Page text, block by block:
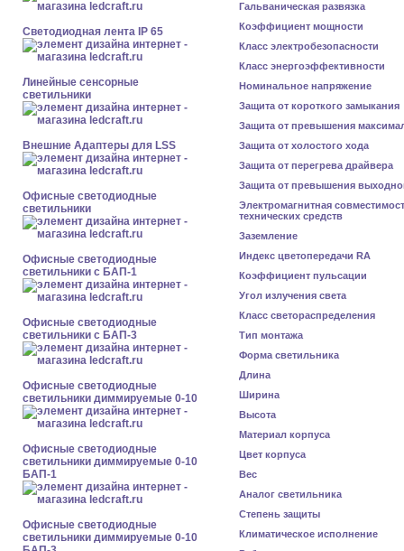
Светодиодная лента IP 65
Линейные сенсорные
светильники
Внешние Адаптеры для LSS
Офисные светодиодные
светильники
Офисные светодиодные
светильники с БАП-1
Офисные светодиодные
светильники с БАП-3
Офисные светодиодные
светильники диммируемые 0-10
Офисные светодиодные
светильники диммируемые 0-10
БАП-1
Офисные светодиодные
светильники диммируемые 0-10
Гальваническая развязка
Коэффициент мощности
Класс электробезопасности
Класс энергоэффективности
Номинальное напряжение
Защита от короткого замыкания
Защита от превышения
Защита от холостого хода
Защита от перегрева драйвера
Защита от превышения
Электромагнитная
технических средств
Заземление
Индекс цветопередачи RA
Коэффициент пульсации
Угол излучения света
Класс светораспределения
Тип монтажа
Форма светильника
Длина
Ширина
Высота
Материал корпуса
Цвет корпуса
Вес
Аналог светильника
Степень защиты
Климатическое исполнение